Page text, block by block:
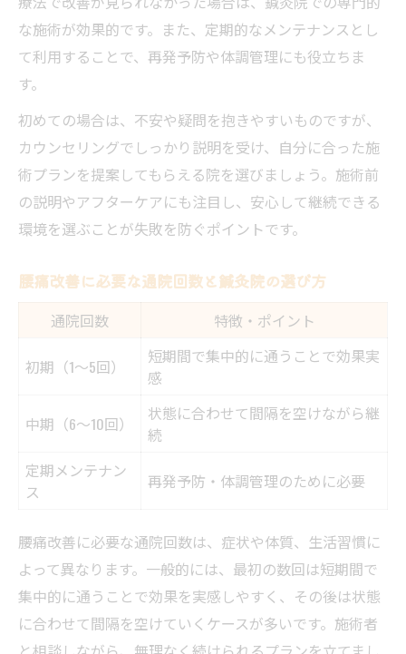
な施術が効果的です。また、定期的なメンテナンスとし
て利用することで、再発予防や体調管理にも役立ちま
す。
初めての場合は、不安や疑問を抱きやすいものですが、
カウンセリングでしっかり説明を受け、自分に合った施
術プランを提案してもらえる院を選びましょう。施術前
の説明やアフターケアにも注目し、安心して継続できる
環境を選ぶことが失敗を防ぐポイントです。
腰痛改善に必要な通院回数と鍼灸院の選び方
通院回数 特徴・ポイント
初期（1～5回）
短期間で集中的に通うことで効果実
感
中期（6～10回）
状態に合わせて間隔を空けながら継
続
定期メンテナン
ス
再発予防・体調管理のために必要
腰痛改善に必要な通院回数は、症状や体質、生活習慣に
よって異なります。一般的には、最初の数回は短期間で
集中的に通うことで効果を実感しやすく、その後は状態
に合わせて間隔を空けていくケースが多いです。施術者